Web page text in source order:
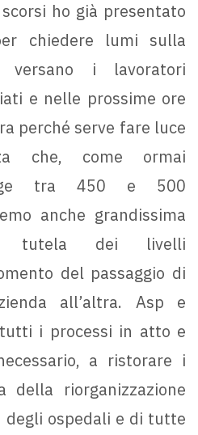
ho già presentato
chiedere lumi sulla
i lavoratori
e nelle prossime ore
perché serve fare luce
che, come ormai
tra 450 e 500
anche grandissima
tutela dei livelli
del passaggio di
all’altra. Asp e
i processi in atto e
a ristorare i
della riorganizzazione
degli ospedali e di tutte